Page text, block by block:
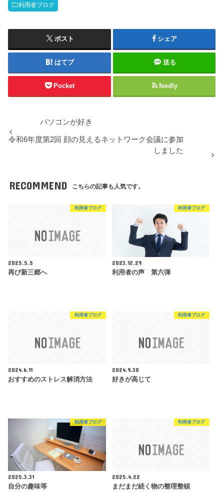
利用者ブログ
ポスト シェア
はてブ 送る
Pocket feedly
パソコンが好き
令和6年度第2回 顔の見えるネットワーク会議に参加
しました
RECOMMEND こちらの記事も人気です。
利用者ブログ
2025.5.5
再び新三郷へ
利用者ブログ
2023.12.29
利用者の声 第六弾
利用者ブログ
2024.6.11
おすすめのストレス解消方法
利用者ブログ
2024.9.30
好きが高じて
利用者ブログ
2025.3.31
自分の趣味等
利用者ブログ
2025.4.22
まだまだ続く物の整理整頓